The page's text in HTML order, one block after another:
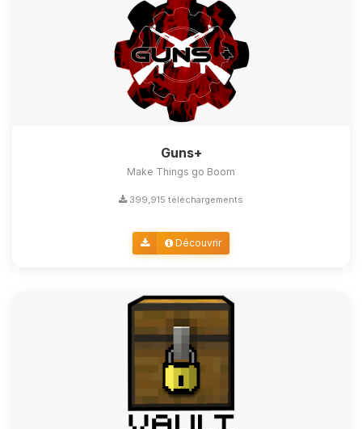
Guns+
Make Things go Boom
399,915 téléchargements
Découvrir